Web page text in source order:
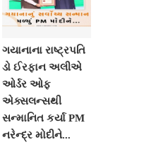
ગયાનાના રાષ્ટ્રપતિ
ડો ઈરફાન અલીએ
ઓર્ડર ઓફ
એક્સલન્સથી
સન્માનિત કર્યા PM
નરેન્દ્ર મોદીને...